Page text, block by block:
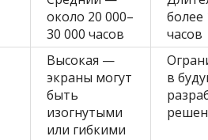
около 20 000–
30 000 часов
более
часов
Высокая —
экраны могут
быть
изогнутыми
или гибкими
в